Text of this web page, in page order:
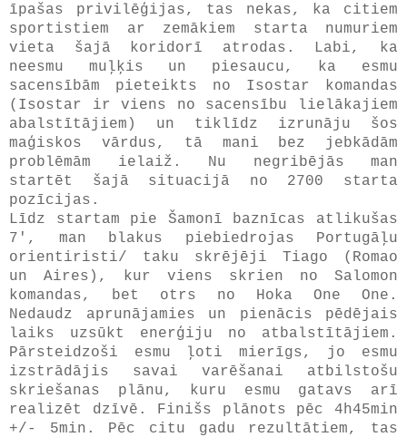
īpašas privilēģijas, tas nekas, ka citiem
sportistiem ar zemākiem starta numuriem
vieta šajā koridorī atrodas. Labi, ka
neesmu muļķis un piesaucu, ka esmu
sacensībām pieteikts no Isostar komandas
(Isostar ir viens no sacensību lielākajiem
abalstītājiem) un tiklīdz izrunāju šos
maģiskos vārdus, tā mani bez jebkādām
problēmām ielaiž. Nu negribējās man
startēt šajā situacijā no 2700 starta
pozīcijas.
Līdz startam pie Šamonī baznīcas atlikušas
7', man blakus piebiedrojas Portugāļu
orientiristi/ taku skrējēji Tiago (Romao
un Aires), kur viens skrien no Salomon
komandas, bet otrs no Hoka One One.
Nedaudz aprunājamies un pienācis pēdējais
laiks uzsūkt enerģiju no atbalstītājiem.
Pārsteidzoši esmu ļoti mierīgs, jo esmu
izstrādājis savai varēšanai atbilstošu
skriešanas plānu, kuru esmu gatavs arī
realizēt dzīvē. Finišs plānots pēc 4h45min
+/- 5min. Pēc citu gadu rezultātiem, tas